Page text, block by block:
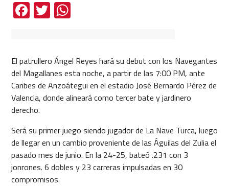
Facebook
TwitterWhatsApp
El patrullero Ángel Reyes hará su debut con los Navegantes
del Magallanes esta noche, a partir de las 7:00 PM, ante
Caribes de Anzoátegui en el estadio José Bernardo Pérez de
Valencia, donde alineará como tercer bate y jardinero
derecho.
Será su primer juego siendo jugador de La Nave Turca, luego
de llegar en un cambio proveniente de las Águilas del Zulia el
pasado mes de junio. En la 24-25, bateó .231 con 3
jonrones. 6 dobles y 23 carreras impulsadas en 30
compromisos.